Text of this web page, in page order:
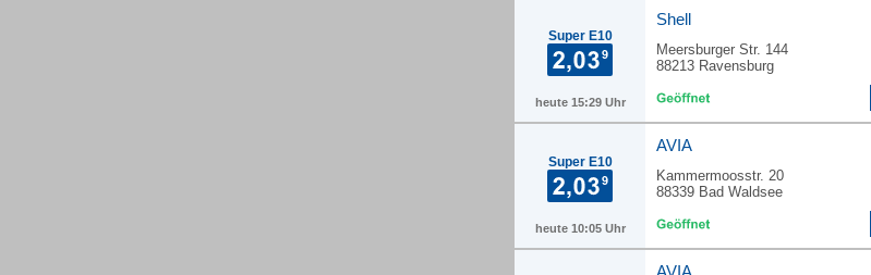
Super E10
heute 15:29 Uhr
Shell
Meersburger Str. 144
88213 Ravensburg
Super E10
heute 10:05 Uhr
AVIA
Kammermoosstr. 20
88339 Bad Waldsee
AVIA